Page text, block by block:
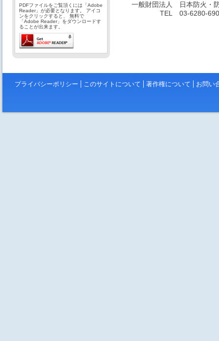
PDFファイルをご覧頂くには「Adobe
Reader」が必要となります。 アイコ
ンをクリックすると、 無料で
「Adobe Reader」をダウンロードす
ることが出来ます。
一般財団法人
日本防火・
TEL
03-6280-
プライバシーポリシー このサイトについて 著作権について お問い